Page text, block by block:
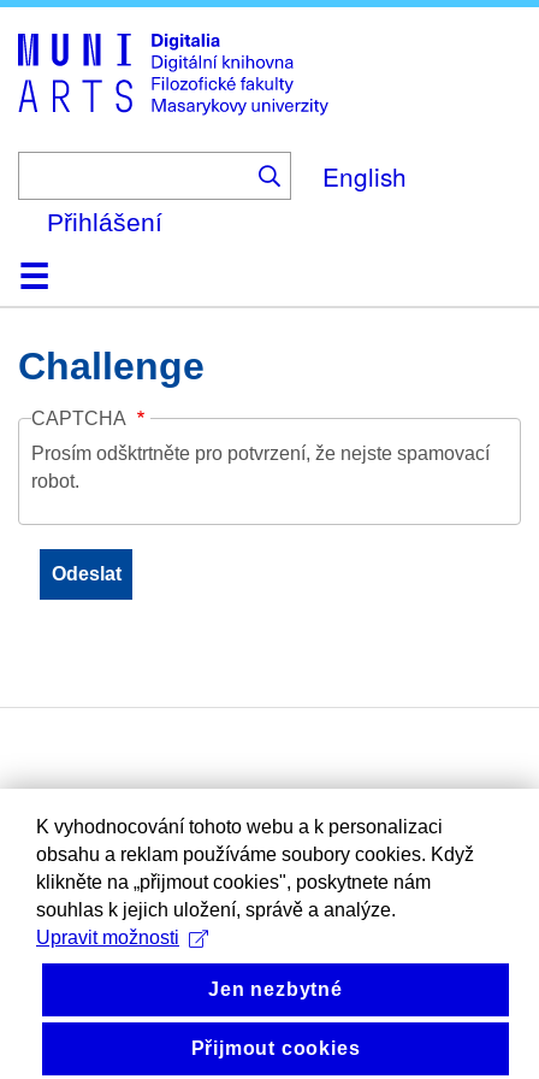
to
main
content
English
Přihlášení
DomůKolekce
Prohlížení
Vyhledávání
O platformě
Nápověda
KontaktDigitalia
Challenge
CAPTCHA
Prosím odšktrtněte pro potvrzení, že nejste spamovací
robot.
K vyhodnocování tohoto webu a k personalizaci
obsahu a reklam používáme soubory cookies. Když
klikněte na „přijmout cookies", poskytnete nám
souhlas k jejich uložení, správě a analýze.
Upravit možnosti
Jen nezbytné
Přijmout cookies